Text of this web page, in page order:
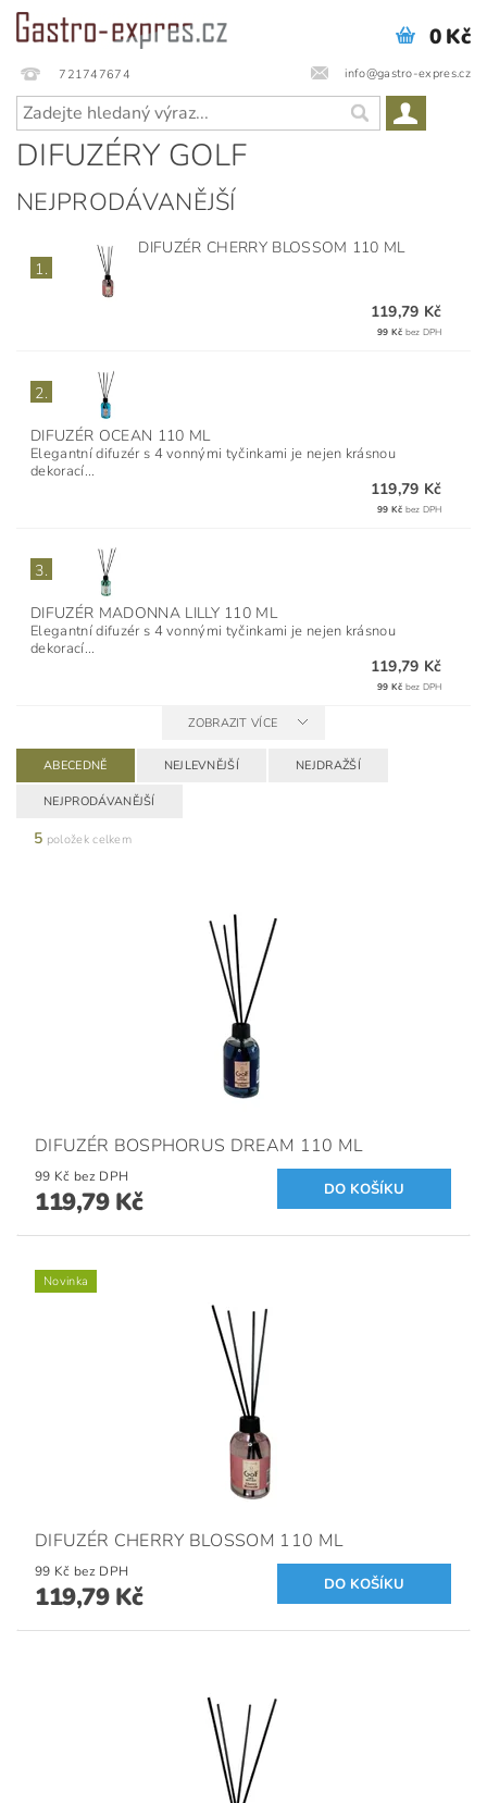
721747674 info@gastro-expres.cz
0 Kč
DIFUZÉRY GOLF
NEJPRODÁVANĚJŠÍ
1.
DIFUZÉR CHERRY BLOSSOM 110 ML
119,79 Kč
99 Kč bez DPH
2.
DIFUZÉR OCEAN 110 ML
Elegantní difuzér s 4 vonnými tyčinkami je nejen krásnou
dekorací...
119,79 Kč
99 Kč bez DPH
3.
DIFUZÉR MADONNA LILLY 110 ML
Elegantní difuzér s 4 vonnými tyčinkami je nejen krásnou
dekorací...
119,79 Kč
99 Kč bez DPH
ZOBRAZIT VÍCE
ABECEDNĚ NEJLEVNĚJŠÍ NEJDRAŽŠÍ
NEJPRODÁVANĚJŠÍ
5 položek celkem
DIFUZÉR BOSPHORUS DREAM 110 ML
99 Kč bez DPH
119,79 Kč
Novinka
DIFUZÉR CHERRY BLOSSOM 110 ML
99 Kč bez DPH
119,79 Kč